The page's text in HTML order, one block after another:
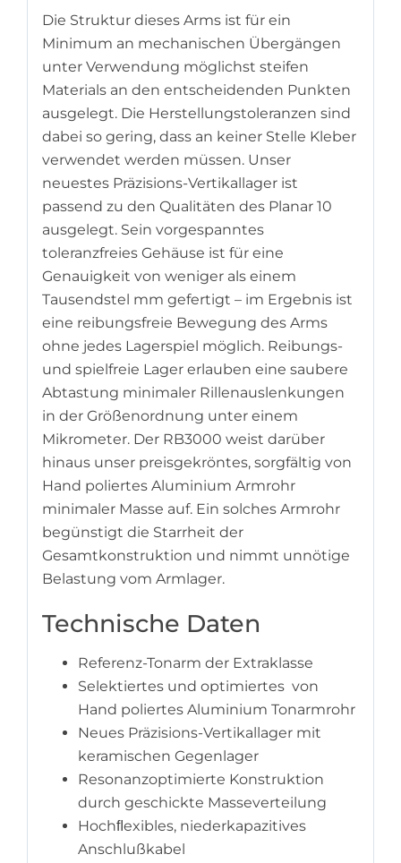
Die Struktur dieses Arms ist für ein
Minimum an mechanischen Übergängen
unter Verwendung möglichst steifen
Materials an den entscheidenden Punkten
ausgelegt. Die Herstellungstoleranzen sind
dabei so gering, dass an keiner Stelle Kleber
verwendet werden müssen. Unser
neuestes Präzisions-Vertikallager ist
passend zu den Qualitäten des Planar 10
ausgelegt. Sein vorgespanntes
toleranzfreies Gehäuse ist für eine
Genauigkeit von weniger als einem
Tausendstel mm gefertigt – im Ergebnis ist
eine reibungsfreie Bewegung des Arms
ohne jedes Lagerspiel möglich. Reibungs-
und spielfreie Lager erlauben eine saubere
Abtastung minimaler Rillenauslenkungen
in der Größenordnung unter einem
Mikrometer. Der RB3000 weist darüber
hinaus unser preisgekröntes, sorgfältig von
Hand poliertes Aluminium Armrohr
minimaler Masse auf. Ein solches Armrohr
begünstigt die Starrheit der
Gesamtkonstruktion und nimmt unnötige
Belastung vom Armlager.
Technische Daten
Referenz-Tonarm der Extraklasse
Selektiertes und optimiertes von
Hand poliertes Aluminium Tonarmrohr
Neues Präzisions-Vertikallager mit
keramischen Gegenlager
Resonanzoptimierte Konstruktion
durch geschickte Masseverteilung
Hochﬂexibles, niederkapazitives
Anschlußkabel